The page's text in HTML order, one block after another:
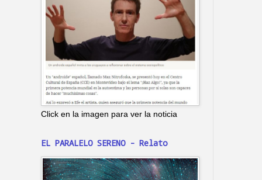
Click en la imagen para ver la noticia
EL PARALELO SERENO - Relato